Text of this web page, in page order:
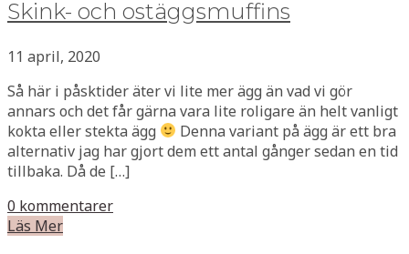
Skink- och ostäggsmuffins
11 april, 2020
Så här i påsktider äter vi lite mer ägg än vad vi gör
annars och det får gärna vara lite roligare än helt vanligt
kokta eller stekta ägg
Denna variant på ägg är ett bra
alternativ jag har gjort dem ett antal gånger sedan en tid
tillbaka. Då de […]
0 kommentarer
Läs Mer